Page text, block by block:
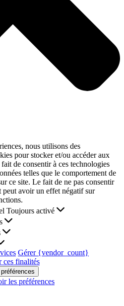
nous utilisons des
pour stocker et/ou accéder aux
de consentir à ces technologies
telles que le comportement de
ce site. Le fait de ne pas consentir
peut avoir un effet négatif sur
Toujours activé
Gérer {vendor_count}
ces finalités
les préférences